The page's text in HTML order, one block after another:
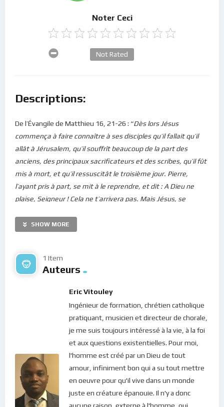
Noter Ceci
Not Rated
Descriptions:
De l’Évangile de Matthieu 16, 21-26 : “Dès lors Jésus
commença à faire connaître à ses disciples qu’il fallait qu’il
allât à Jérusalem, qu’il souffrît beaucoup de la part des
anciens, des principaux sacrificateurs et des scribes, qu’il fût
mis à mort, et qu’il ressuscitât le troisième jour. Pierre,
l’ayant pris à part, se mit à le reprendre, et dit : A Dieu ne
plaise, Seigneur ! Cela ne t’arrivera pas. Mais Jésus, se
scandale; car tes pensées ne sont pas les pensées de Dieu,
se charge de sa croix, et qu’il me suive. Car celui qui voudra
sauver sa vie la perdra, mais celui qui la perdra à cause de
homme en échange de son âme ?
Par ces quelques phrases, le Christ dévoile à ses disciples la
quintessence de sa mission de vie… Pourquoi est-il venu sur
notre Terre ? C’est pour sauver le monde, lui apporter la
lumière du Ciel; unir le Ciel à la Terre afin de conduire
l’humanité égarée, à sa Source. De là vient que le Seigneur a
parcouru monts et vallées pour annoncer la Bonne Nouvelle
SHOW MORE
1 Item
Auteurs
Eric Vitouley
Ingénieur de formation, chrétien catholique
pratiquant, musicien et directeur de chorale,
je me suis toujours intéressé à la vie, à la foi
et aux questions existentielles. Pour moi,
l'homme est créé par un Dieu de tout
amour, infiniment bon qui a su tout mettre
en oeuvre pour qu'il vive dans un monde
juste en créature épanouie. Il n'y a donc